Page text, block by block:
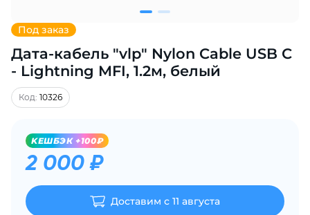
Под заказ
Дата-кабель "vlp" Nylon Cable USB С
- Lightning MFI, 1.2м, белый
Код: 10326
KЕШБЭК +100₽
2 000 ₽
Доставим с 11 августа
% картой любого банка
Получайте товар
выбранный способом
списываться
по25%каждые 2 недели
Подробнее